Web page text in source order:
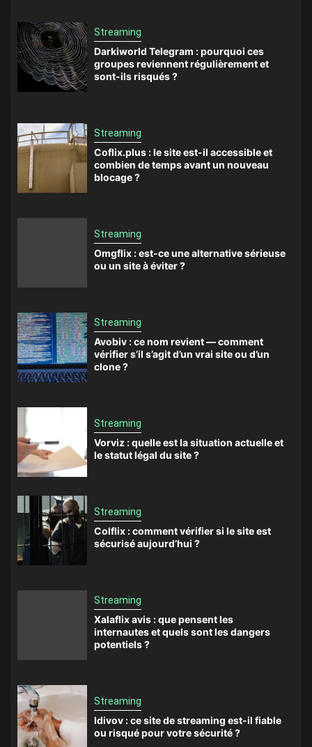
Streaming
Darkiworld Telegram : pourquoi ces
groupes reviennent régulièrement et
sont-ils risqués ?
Streaming
Coflix.plus : le site est-il accessible et
combien de temps avant un nouveau
blocage ?
Streaming
Omgflix : est-ce une alternative sérieuse
ou un site à éviter ?
Streaming
Avobiv : ce nom revient — comment
vérifier s’il s’agit d’un vrai site ou d’un
clone ?
Streaming
Vorviz : quelle est la situation actuelle et
le statut légal du site ?
Streaming
Colflix : comment vérifier si le site est
sécurisé aujourd’hui ?
Streaming
Xalaflix avis : que pensent les
internautes et quels sont les dangers
potentiels ?
Streaming
Idivov : ce site de streaming est-il fiable
ou risqué pour votre sécurité ?